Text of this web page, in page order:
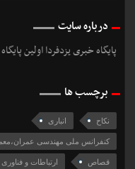
درباره سایت
پایگاه خبری یزدفردا اولین
برچسب ها
نکاح انباری
کنفرانس ملی مهندسی
قصاص ارتباطات و فناوری